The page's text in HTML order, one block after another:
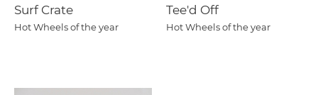
Surf Crate
Hot Wheels of the year
Tee'd Off
Hot Wheels of the year